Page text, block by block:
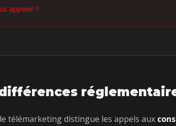
appeler ?
différences
télémarketing distingue les appels aux